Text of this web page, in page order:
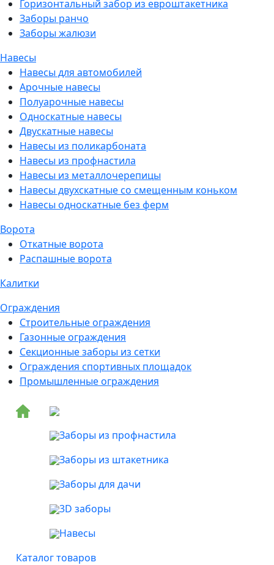
Горизонтальный забор из евроштакетника
Заборы ранчо
Заборы жалюзи
Навесы
Навесы для автомобилей
Арочные навесы
Полуарочные навесы
Односкатные навесы
Двускатные навесы
Навесы из поликарбоната
Навесы из профнастила
Навесы из металлочерепицы
Навесы двухскатные со смещенным коньком
Навесы односкатные без ферм
Ворота
Откатные ворота
Распашные ворота
Калитки
Ограждения
Строительные ограждения
Газонные ограждения
Секционные заборы из сетки
Ограждения спортивных площадок
Промышленные ограждения
Заборы из профнастила
Заборы из штакетника
Заборы для дачи
3D заборы
Навесы
Каталог товаров